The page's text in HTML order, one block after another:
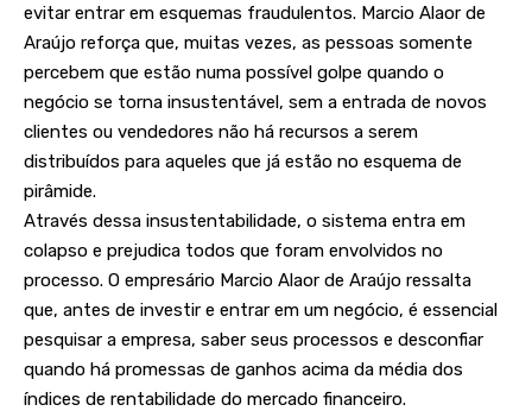
evitar entrar em esquemas fraudulentos. Marcio Alaor de
Araújo reforça que, muitas vezes, as pessoas somente
percebem que estão numa possível golpe quando o
negócio se torna insustentável, sem a entrada de novos
clientes ou vendedores não há recursos a serem
distribuídos para aqueles que já estão no esquema de
pirâmide.
Através dessa insustentabilidade, o sistema entra em
colapso e prejudica todos que foram envolvidos no
processo. O empresário Marcio Alaor de Araújo ressalta
que, antes de investir e entrar em um negócio, é essencial
pesquisar a empresa, saber seus processos e desconfiar
quando há promessas de ganhos acima da média dos
índices de rentabilidade do mercado financeiro.